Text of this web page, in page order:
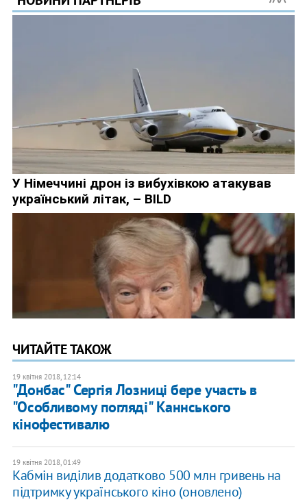
ЧИТАЙТЕ ТАКОЖ
19 квітня 2018, 12:14
"Донбас" Сергія Лозниці бере участь в
"Особливому погляді" Каннського
кінофестивалю
19 квітня 2018, 01:49
Кабмін виділив додатково 500 млн гривень на
підтримку українського кіно (оновлено)